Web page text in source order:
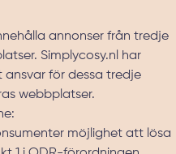
annonser från tredje
Simplycosy.nl har
för dessa tredje
webbplatser.
möjlighet att lösa